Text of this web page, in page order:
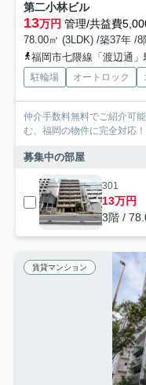
第二小林ビル
13万円 管理/共益費
78.00㎡ (3LDK) /築37年 /8
福岡市七隈線「渡辺通
駐輪場 オートロック
仲介手数料無料でご紹介可
む、福岡の物件に完全対応
募集中の部屋
301
13万円
3階 /
賃貸マンション